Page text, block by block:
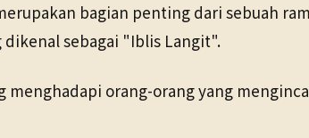
bagian penting dari sebuah
sebagai "Iblis Langit".
menghadapi orang-orang yang